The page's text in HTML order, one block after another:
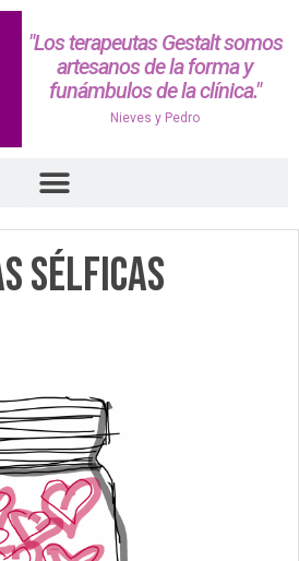
"Los terapeutas Gestalt somos
artesanos de la forma y
funámbulos de la clínica."
Nieves y Pedro
sélficas